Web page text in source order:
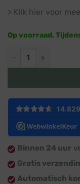
> Klik hier voor
Op voorraad.
Verlengsnoer
Binnen 24 uur
Gratis
Automatisch